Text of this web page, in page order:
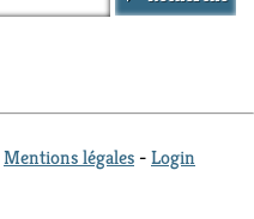
Mentions légales -Login